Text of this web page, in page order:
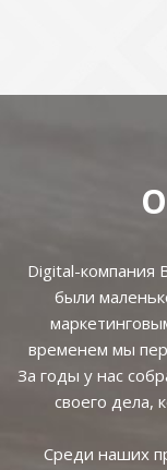
Digital-компания
были
временем мы
За годы у нас
своего дела,
Среди наших